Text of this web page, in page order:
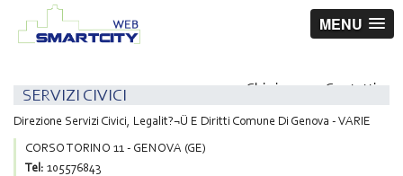
MENU
Chi siamo Contatti
SERVIZI CIVICI
Direzione Servizi Civici, Legalit?¬Ü E Diritti Comune Di Genova - VARIE
CORSO TORINO 11 - GENOVA (GE)
Tel: 105576843